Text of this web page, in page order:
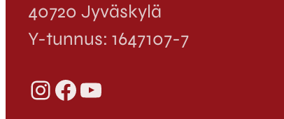
40720 Jyväskylä
Y-tunnus: 1647107-7
InstagramFacebook YouTube